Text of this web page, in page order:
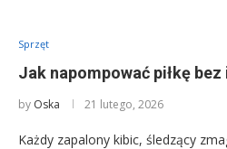
Sprzęt
Jak napompować piłkę
by Oska 21 lutego, 2026
Każdy zapalony kibic, śledzący